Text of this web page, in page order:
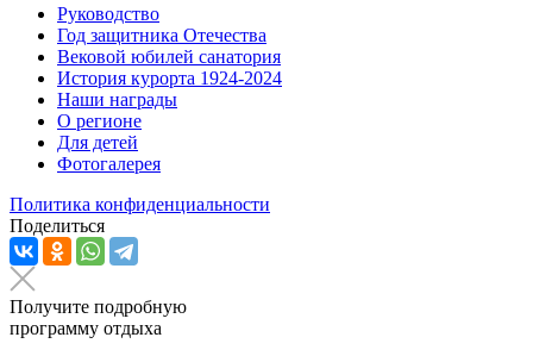
Руководство
Год защитника Отечества
Вековой юбилей санатория
История курорта 1924-2024
Наши награды
О регионе
Для детей
Фотогалерея
Политика конфиденциальности
Поделиться
Получите подробную
программу отдыха